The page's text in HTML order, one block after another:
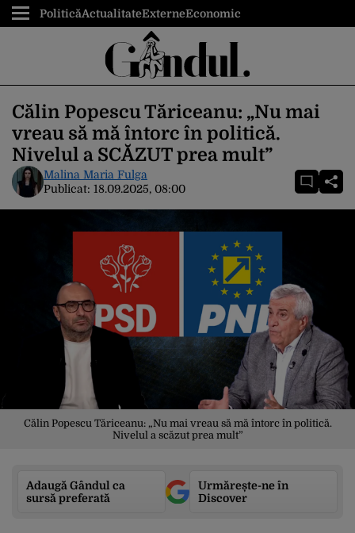
PoliticăActualitateExterneEconomic
Călin Popescu Tăriceanu: „Nu mai
vreau să mă întorc în politică.
Nivelul a SCĂZUT prea mult”
Malina Maria Fulga
Publicat: 18.09.2025, 08:00
Călin Popescu Tăriceanu: „Nu mai vreau să mă întorc în politică.
Nivelul a scăzut prea mult”
Adaugă Gândul ca
sursă preferată
Urmărește-ne în
Discover